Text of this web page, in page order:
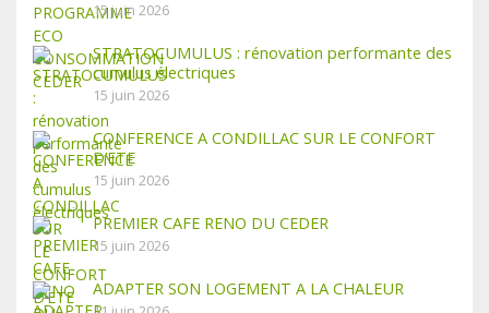
15 juin 2026
STRATOCUMULUS : rénovation performante des
cumulus électriques
15 juin 2026
CONFERENCE A CONDILLAC SUR LE CONFORT
D’ETE
15 juin 2026
PREMIER CAFE RENO DU CEDER
15 juin 2026
ADAPTER SON LOGEMENT A LA CHALEUR